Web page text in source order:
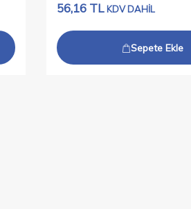
56,16 TL KDV DAHİL
Sepete Ekle